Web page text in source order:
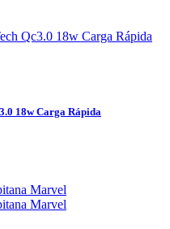
18w Carga Rápida